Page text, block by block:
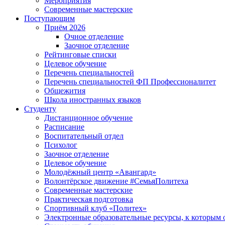
Современные мастерские
Поступающим
Приём 2026
Очное отделение
Заочное отделение
Рейтинговые списки
Целевое обучение
Перечень специальностей
Перечень специальностей ФП Профессионалитет
Общежития
Школа иностранных языков
Студенту
Дистанционное обучение
Расписание
Воспитательный отдел
Психолог
Заочное отделение
Целевое обучение
Молодёжный центр «Авангард»
Волонтёрское движение #СемьяПолитеха
Современные мастерские
Практическая подготовка
Спортивный клуб «Политех»
Электронные образовательные ресурсы, к которым